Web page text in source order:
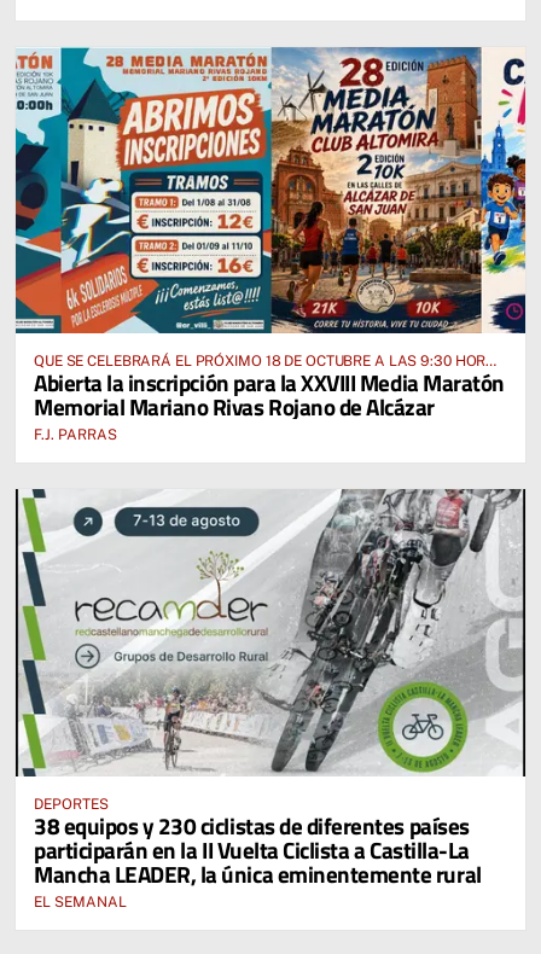
QUE SE CELEBRARÁ EL PRÓXIMO 18 DE OCTUBRE A LAS 9:30 HORAS
DESDE EL PABELLÓN VICENTE PANIAGUA
Abierta la inscripción para la XXVIII Media Maratón
Memorial Mariano Rivas Rojano de Alcázar
F.J. PARRAS
DEPORTES
38 equipos y 230 ciclistas de diferentes países
participarán en la II Vuelta Ciclista a Castilla-La
Mancha LEADER, la única eminentemente rural
EL SEMANAL